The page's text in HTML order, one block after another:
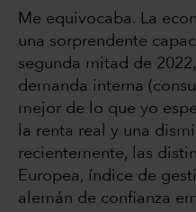
Me equivocaba. La
una sorprendente
segunda mitad de
demanda interna
mejor de lo que yo
la renta real y una
recientemente, las
Europea, índice de
alemán de confianza